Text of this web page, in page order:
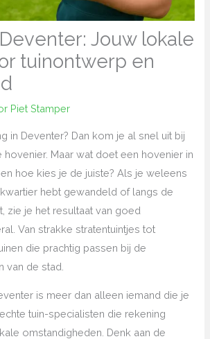
Jouw lokale
tuinontwerp en
Piet Stamper
in Deventer? Dan kom je al snel uit bij
Maar wat doet een hovenier in
hoe kies je de juiste? Als je weleens
hebt gewandeld of langs de
zie je het resultaat van goed
Van strakke stratentuintjes tot
die prachtig passen bij de
van de stad.
is meer dan alleen iemand die je
tuin-specialisten die rekening
omstandigheden. Denk aan de